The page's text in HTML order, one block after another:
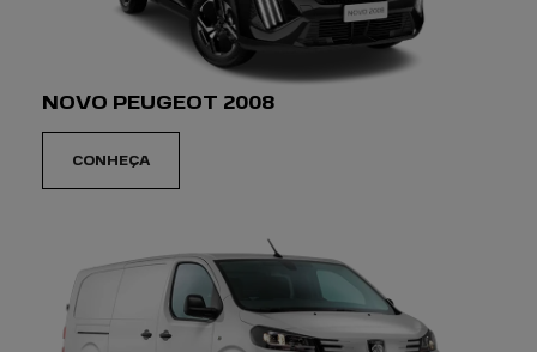
NOVO PEUGEOT 2008
CONHEÇA